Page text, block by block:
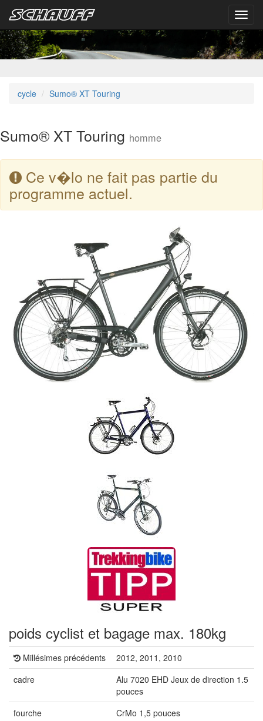
cycle Sumo® XT Touring
Sumo® XT Touring homme
Ce v�lo ne fait pas partie du
programme actuel.
poids cyclist et bagage max. 180kg
Millésimes précédents
2012, 2011, 2010
cadre
Alu 7020 EHD Jeux de direction 1.5
pouces
fourche
CrMo 1,5 pouces